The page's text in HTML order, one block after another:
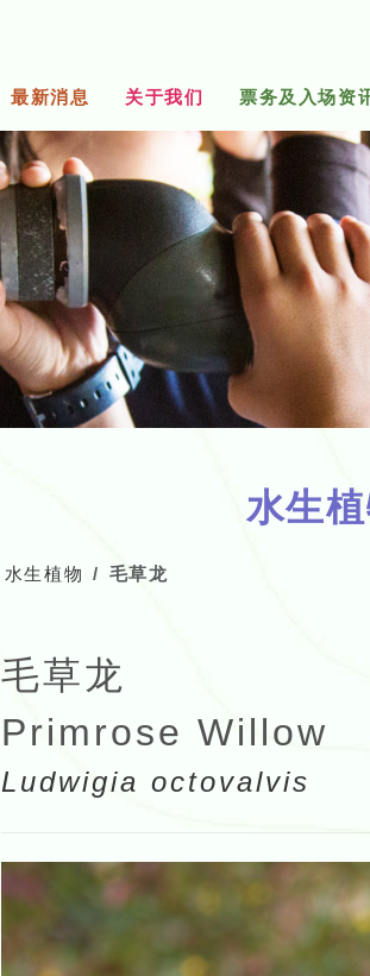
最新消息 关于我们 票务及入场资
水生
水生植物 毛草龙
毛草龙
Primrose Willow
Ludwigia octovalvis